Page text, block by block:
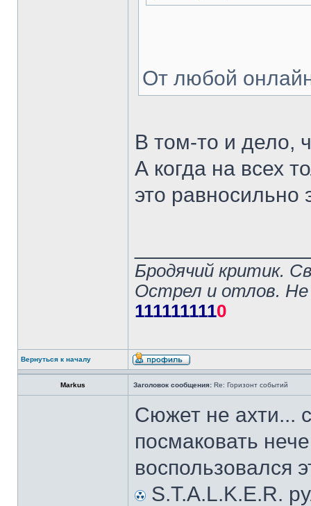
От любой
В том-то и дело,
А когда на всех
это равносильно
Бродячий критик.
Острел и отлов. Не
1111111110
Вернуться к началу
Markus Заголовок сообщения: Re: Горизонт событий
Сюжет не ахти...
посмаковать
воспользовался
S.T.A.L.K.E.R.